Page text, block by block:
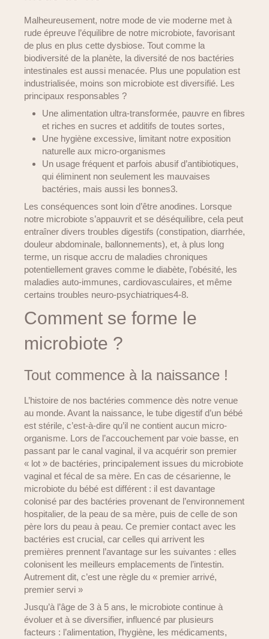
Malheureusement, notre mode de vie moderne met à
rude épreuve l’équilibre de notre microbiote, favorisant
de plus en plus cette dysbiose. Tout comme la
biodiversité de la planète, la diversité de nos bactéries
intestinales est aussi menacée. Plus une population est
industrialisée, moins son microbiote est diversifié. Les
principaux responsables ?
Une alimentation ultra-transformée, pauvre en fibres
et riches en sucres et additifs de toutes sortes,
Une hygiène excessive, limitant notre exposition
naturelle aux micro-organismes
Un usage fréquent et parfois abusif d’antibiotiques,
qui éliminent non seulement les mauvaises
bactéries, mais aussi les bonnes3.
Les conséquences sont loin d’être anodines. Lorsque
notre microbiote s’appauvrit et se déséquilibre, cela peut
entraîner divers troubles digestifs (constipation, diarrhée,
douleur abdominale, ballonnements), et, à plus long
terme, un risque accru de maladies chroniques
potentiellement graves comme le diabète, l’obésité, les
maladies auto-immunes, cardiovasculaires, et même
certains troubles neuro-psychiatriques4-8.
Comment se forme le
microbiote ?
Tout commence à la naissance !
L’histoire de nos bactéries commence dès notre venue
au monde. Avant la naissance, le tube digestif d’un bébé
est stérile, c’est-à-dire qu’il ne contient aucun micro-
organisme. Lors de l’accouchement par voie basse, en
passant par le canal vaginal, il va acquérir son premier
« lot » de bactéries, principalement issues du microbiote
vaginal et fécal de sa mère. En cas de césarienne, le
microbiote du bébé est différent : il est davantage
colonisé par des bactéries provenant de l’environnement
hospitalier, de la peau de sa mère, puis de celle de son
père lors du peau à peau. Ce premier contact avec les
bactéries est crucial, car celles qui arrivent les
premières prennent l’avantage sur les suivantes : elles
colonisent les meilleurs emplacements de l’intestin.
Autrement dit, c’est une règle du « premier arrivé,
premier servi »
Jusqu’à l’âge de 3 à 5 ans, le microbiote continue à
évoluer et à se diversifier, influencé par plusieurs
facteurs : l’alimentation, l’hygiène, les médicaments,